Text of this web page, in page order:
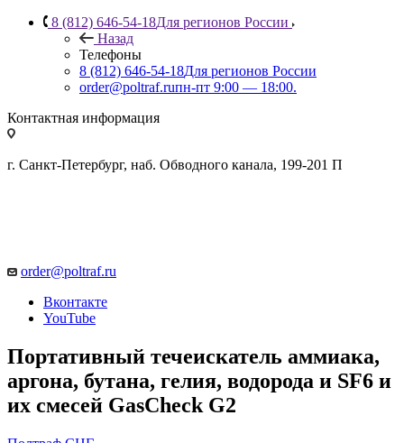
8 (812) 646-54-18Для регионов России
Назад
Телефоны
8 (812) 646-54-18Для регионов России
order@poltraf.ruпн-пт 9:00 — 18:00.
Контактная информация
г. Санкт-Петербург, наб. Обводного канала, 199-201 П
order@poltraf.ru
Вконтакте
YouTube
Портативный течеискатель аммиака,
аргона, бутана, гелия, водорода и SF6 и
их смесей GasCheck G2